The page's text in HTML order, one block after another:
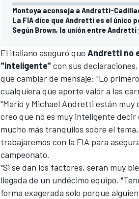
Montoya aconseja a Andretti-
La FIA dice que Andretti es el único
Según Brown, la unión entre
El italiano aseguró que Andretti no
"inteligente" con sus
que cambiar de mensaje: "Lo
cualquiera que aporte valor a las
"Mario y Michael Andretti están muy
creo que no es muy inteligente
mucho más tranquilos sobre el
trabajaremos con la FIA para
campeonato.
"Si se dan los factores, serán muy
llegada de un undécimo equipo.
forma exagerada solo porque